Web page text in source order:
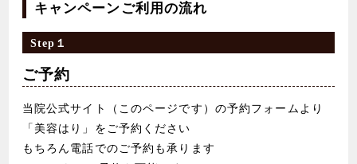
キャンペーンご利用の流れ
Step１
ご予約
当院公式サイト（このページです）の予約フォームより
「美容はり」をご予約ください
もちろん電話でのご予約も承ります